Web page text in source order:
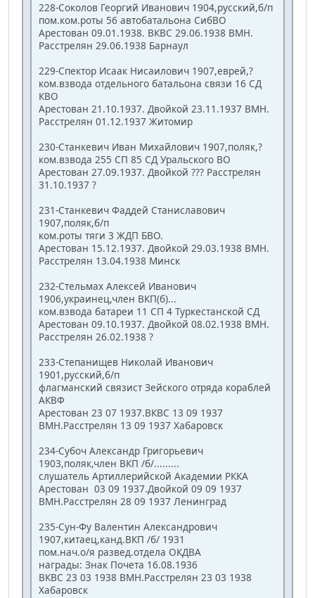
228-Соколов Георгий Иванович 1904,русский,б/п
пом.ком.роты 56 автобатальона СибВО
Арестован 09.01.1938. ВКВС 29.06.1938 ВМН.
Расстрелян 29.06.1938 Барнаул
229-Спектор Исаак Нисаилович 1907,еврей,?
ком.взвода отдельного батальона связи 16 СД
КВО
Арестован 21.10.1937. Двойкой 23.11.1937 ВМН.
Расстрелян 01.12.1937 Житомир
230-Станкевич Иван Михайлович 1907,поляк,?
ком.взвода 255 СП 85 СД Уральского ВО
Арестован 27.09.1937. Двойкой ??? Расстрелян
31.10.1937 ?
231-Станкевич Фаддей Станиславович
1907,поляк,б/п
ком.роты тяги 3 ЖДП БВО.
Арестован 15.12.1937. Двойкой 29.03.1938 ВМН.
Расстрелян 13.04.1938 Минск
232-Стельмах Алексей Иванович
1906,украинец,член ВКП(б)...
ком.взвода батареи 11 СП 4 Туркестанской СД
Арестован 09.10.1937. Двойкой 08.02.1938 ВМН.
Расстрелян 26.02.1938 ?
233-Степанищев Николай Иванович
1901,русский,б/п
флагманский связист Зейского отряда кораблей
АКВФ
Арестован 23 07 1937.ВКВС 13 09 1937
ВМН.Расстрелян 13 09 1937 Хабаровск
234-Субоч Александр Григорьевич
1903,поляк,член ВКП /б/.........
слушатель Артиллерийской Академии РККА
Арестован 03 09 1937.Двойкой 09 09 1937
ВМН.Расстрелян 28 09 1937 Ленинград
235-Сун-Фу Валентин Александрович
1907,китаец,канд.ВКП /б/ 1931
пом.нач.о/я развед.отдела ОКДВА
награды: Знак Почета 16.08.1936
ВКВС 23 03 1938 ВМН.Расстрелян 23 03 1938
Хабаровск